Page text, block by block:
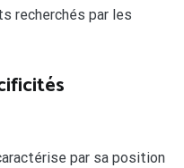
recherchés par les
par sa position